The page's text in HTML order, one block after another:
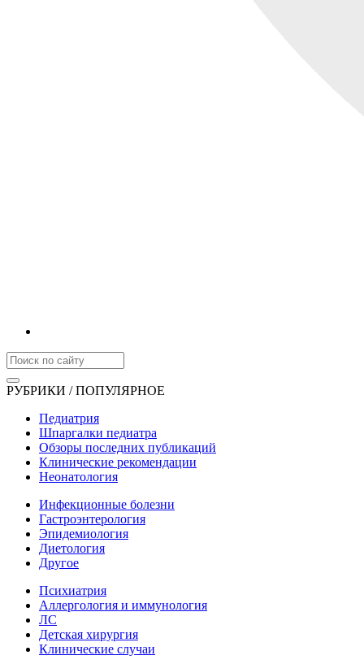
РУБРИКИ / ПОПУЛЯРНОЕ
Педиатрия
Шпаргалки педиатра
Обзоры последних публикаций
Клинические рекомендации
Неонатология
Инфекционные болезни
Гастроэнтерология
Эпидемиология
Диетология
Другое
Психиатрия
Аллергология и иммунология
ЛС
Детская хирургия
Клинические случаи